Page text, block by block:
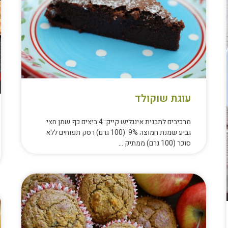
עוגת שוקולד
מרכיבים לתבנית אינגליש קייק: 4 ביצים כף שמן חצי
גביע שמנת חמוצה 9% (100 גרם) רסק תפוחים ללא
סוכר (100 גרם) ממתיק …